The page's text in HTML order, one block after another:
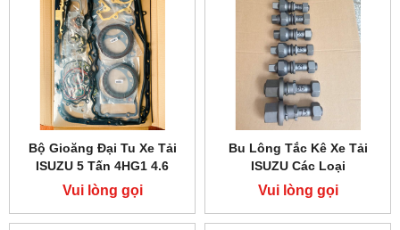
Bộ Gioăng Đại Tu Xe Tải
ISUZU 5 Tấn 4HG1 4.6
Vui lòng gọi
Bu Lông Tắc Kê Xe Tải
ISUZU Các Loại
Vui lòng gọi